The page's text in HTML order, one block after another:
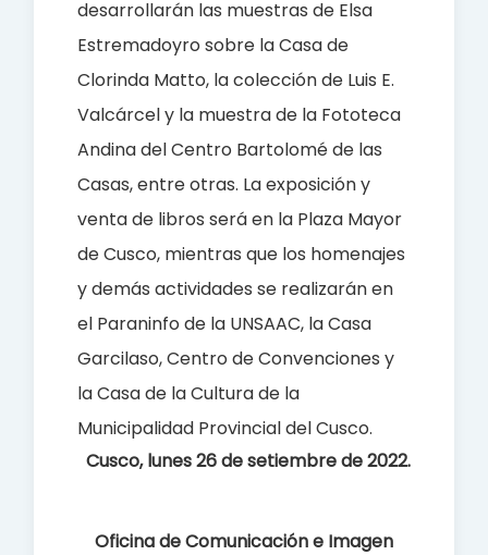
desarrollarán las muestras de Elsa
Estremadoyro sobre la Casa de
Clorinda Matto, la colección de Luis E.
Valcárcel y la muestra de la Fototeca
Andina del Centro Bartolomé de las
Casas, entre otras. La exposición y
venta de libros será en la Plaza Mayor
de Cusco, mientras que los homenajes
y demás actividades se realizarán en
el Paraninfo de la UNSAAC, la Casa
Garcilaso, Centro de Convenciones y
la Casa de la Cultura de la
Municipalidad Provincial del Cusco.
Cusco, lunes 26 de setiembre de 2022.
Oficina de Comunicación e Imagen